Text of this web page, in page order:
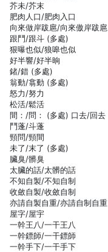
芥未/芥末
肥肉人口/肥肉入口
向來做岸跋扈/向來傲岸跋扈
跟鬥/跟斗 (多處)
狠曝也似/狼嗥也似
好半響/好半晌
鍺/錯 (多處)
翁動/翕動 (多處)
怒力/努力
松活/鬆活
間：/問： (多處) 口去/回去
鬥蓬/斗蓬
頸問/頸間
未了/末了 (多處)
臟臭/髒臭
太臟的話/太髒的話
不知自製/不知自制
收斂自製/收斂自制
亦請自製自重/亦請自制自重
屋字/屋宇
一幹王八/一干王八
一幹鏢師/一干鏢師
一幹手下/一干手下